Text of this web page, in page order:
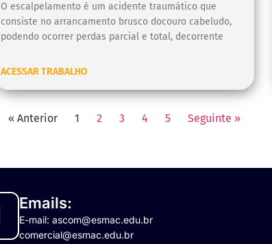
O escalpelamento é um acidente traumático que
consiste no arrancamento brusco docouro cabeludo,
podendo ocorrer perdas parcial e total, decorrente
ACESSAR TRABALHO
« Anterior 1 2 3 4 5 Seguinte »
Emails:
E-mail: ascom@esmac.edu.br
comercial@esmac.edu.br